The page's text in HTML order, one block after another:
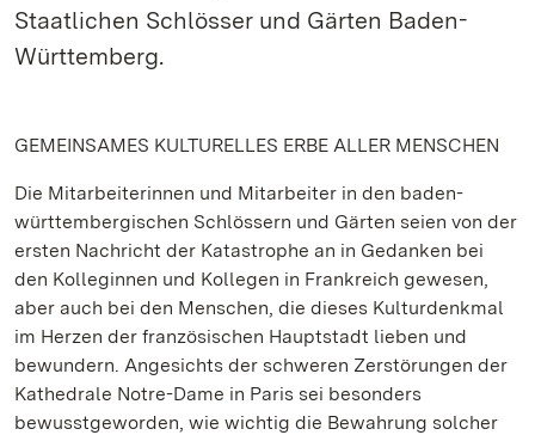
Staatlichen Schlösser und Gärten Baden-
Württemberg.
GEMEINSAMES KULTURELLES ERBE ALLER MENSCHEN
Die Mitarbeiterinnen und Mitarbeiter in den baden-
württembergischen Schlössern und Gärten seien von der
ersten Nachricht der Katastrophe an in Gedanken bei
den Kolleginnen und Kollegen in Frankreich gewesen,
aber auch bei den Menschen, die dieses Kulturdenkmal
im Herzen der französischen Hauptstadt lieben und
bewundern. Angesichts der schweren Zerstörungen der
Kathedrale Notre-Dame in Paris sei besonders
bewusstgeworden, wie wichtig die Bewahrung solcher